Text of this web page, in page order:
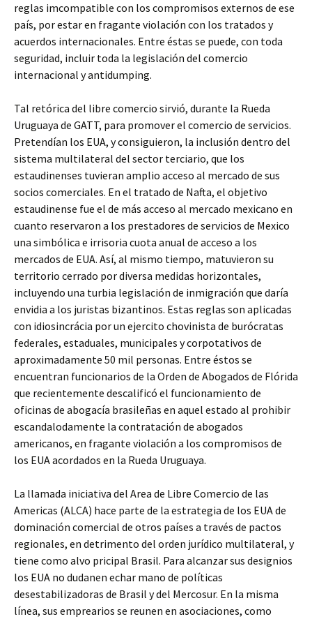
reglas imcompatible con los compromisos externos de ese
país, por estar en fragante violación con los tratados y
acuerdos internacionales. Entre éstas se puede, con toda
seguridad, incluir toda la legislación del comercio
internacional y antidumping.
Tal retórica del libre comercio sirvió, durante la Rueda
Uruguaya de GATT, para promover el comercio de servicios.
Pretendían los EUA, y consiguieron, la inclusión dentro del
sistema multilateral del sector terciario, que los
estaudinenses tuvieran amplio acceso al mercado de sus
socios comerciales. En el tratado de Nafta, el objetivo
estaudinense fue el de más acceso al mercado mexicano en
cuanto reservaron a los prestadores de servicios de Mexico
una simbólica e irrisoria cuota anual de acceso a los
mercados de EUA. Así, al mismo tiempo, matuvieron su
territorio cerrado por diversa medidas horizontales,
incluyendo una turbia legislación de inmigración que daría
envidia a los juristas bizantinos. Estas reglas son aplicadas
con idiosincrácia por un ejercito chovinista de burócratas
federales, estaduales, municipales y corpotativos de
aproximadamente 50 mil personas. Entre éstos se
encuentran funcionarios de la Orden de Abogados de Flórida
que recientemente descalificó el funcionamiento de
oficinas de abogacía brasileñas en aquel estado al prohibir
escandalodamente la contratación de abogados
americanos, en fragante violación a los compromisos de
los EUA acordados en la Rueda Uruguaya.
La llamada iniciativa del Area de Libre Comercio de las
Americas (ALCA) hace parte de la estrategia de los EUA de
dominación comercial de otros países a través de pactos
regionales, en detrimento del orden jurídico multilateral, y
tiene como alvo pricipal Brasil. Para alcanzar sus designios
los EUA no dudanen echar mano de políticas
desestabilizadoras de Brasil y del Mercosur. En la misma
línea, sus emprearios se reunen en asociaciones, como